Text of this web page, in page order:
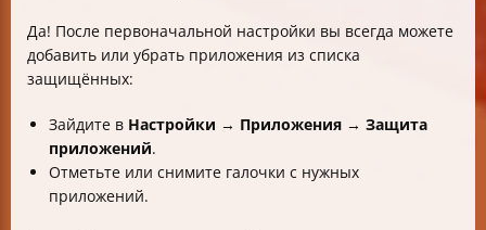
Да! После первоначальной настройки вы всегда можете
добавить или убрать приложения из списка
защищённых:
Зайдите в Настройки → Приложения → Защита
приложений.
Отметьте или снимите галочки с нужных
приложений.